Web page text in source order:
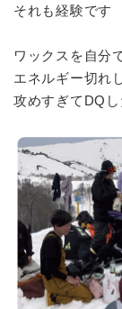
それも経験です
ワックスを自分
エネルギー切れ
攻めすぎてDQし